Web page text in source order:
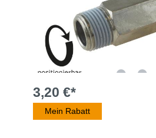
3,20 €*
Mein Rabatt